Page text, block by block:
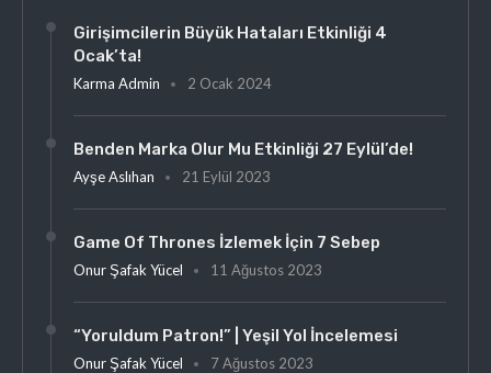
Girişimcilerin Büyük Hataları Etkinliği 4
Ocak’ta!
Karma Admin 2 Ocak 2024
Benden Marka Olur Mu Etkinliği 27 Eylül’de!
Ayşe Aslıhan 21 Eylül 2023
Game Of Thrones İzlemek İçin 7 Sebep
Onur Şafak Yücel 11 Ağustos 2023
“Yoruldum Patron!” | Yeşil Yol İncelemesi
Onur Şafak Yücel 7 Ağustos 2023